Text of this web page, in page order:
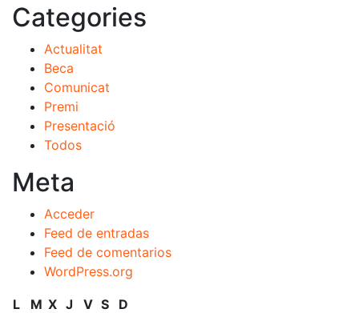
Categories
Actualitat
Beca
Comunicat
Premi
Presentació
Todos
Meta
Acceder
Feed de entradas
Feed de comentarios
WordPress.org
L M X J V S
D